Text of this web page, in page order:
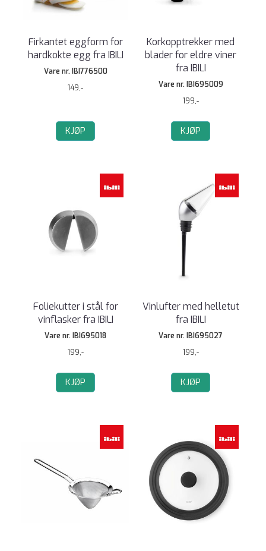
Firkantet eggform for
hardkokte egg fra IBILI
Vare nr. IBI776500
149,-
KJØP
Korkopptrekker med
blader for eldre viner
fra IBILI
Vare nr. IBI695009
199,-
KJØP
Foliekutter i stål for
vinflasker fra IBILI
Vare nr. IBI695018
199,-
KJØP
Vinlufter med helletut
fra IBILI
Vare nr. IBI695027
199,-
KJØP